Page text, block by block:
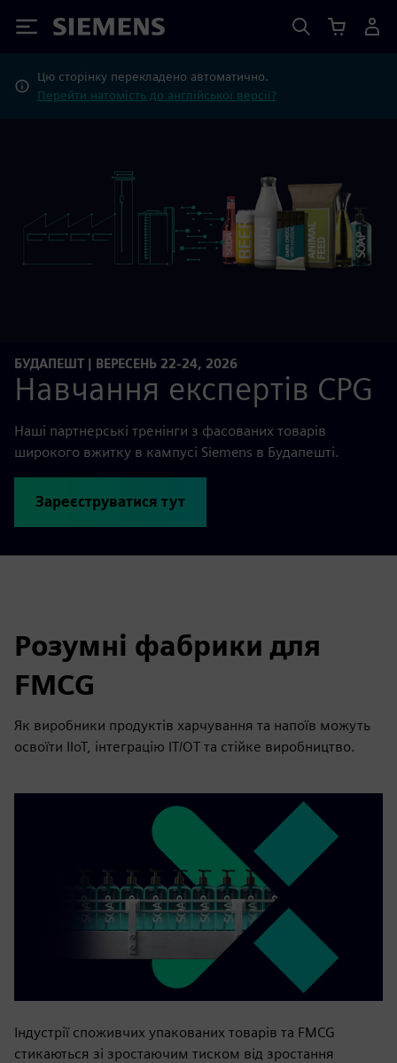
Siemens
Цю сторінку перекладено автоматично.
Перейти натомість до англійської версії?
БУДАПЕШТ | ВЕРЕСЕНЬ 22-24, 2026
Навчання експертів CPG
Наші партнерські тренінги з фасованих товарів
широкого вжитку в кампусі Siemens в Будапешті.
Зареєструватися тут
Розумні фабрики для
FMCG
Як виробники продуктів харчування та напоїв можуть
освоїти IIoT, інтеграцію IT/OT та стійке виробництво.
Індустрії споживчих упакованих товарів та FMCG
стикаються зі зростаючим тиском від зростання